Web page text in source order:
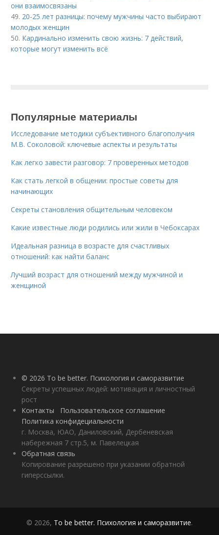
они взаимосвязаны
49. 20-25 лет разницы: почему мужчины часто выбирают
молодых женщин
50. Кардинально изменить свою жизнь: 7 действий,
которые могут изменить всё
Популярные материалы
Исследование методики субъективного благополучия
М.В. Соколовой: ключевые аспекты и результаты
Как легко завести разговор: 7 проверенных методов
Как стать легкой в общении: простые советы для
начинающих
Секреты становления общительным человеком
Какие известные люди родились или жили в Чебоксарах
Идеальная разница в возрасте для счастливых
отношений: как найти баланс
Лучший возраст для отношений между мужчиной и
женщиной
© 2026 To be better. Психология и саморазвитие
Секреты успешных людей: мотивация и личностный
рост
Контакты
Пользовательское соглашение
Политика конфидециальности
г. Москва, ЮАО, Даниловский, Дербеневская
набережная 7 стр.5, м. Павелецкая
Обратная связь
Копирование разрешено при указании обратной
гиперссылки.
© 2026, To be better. Психология и саморазвитие.